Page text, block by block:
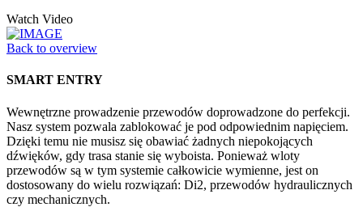
Watch Video
Back to overview
SMART ENTRY
Wewnętrzne prowadzenie przewodów doprowadzone do perfekcji.
Nasz system pozwala zablokować je pod odpowiednim napięciem.
Dzięki temu nie musisz się obawiać żadnych niepokojących
dźwięków, gdy trasa stanie się wyboista. Ponieważ wloty
przewodów są w tym systemie całkowicie wymienne, jest on
dostosowany do wielu rozwiązań: Di2, przewodów hydraulicznych
czy mechanicznych.